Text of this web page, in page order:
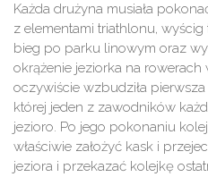
Każda drużyna musiała
z elementami triathlonu,
bieg po parku linowym oraz
okrążenie jeziorka na
oczywiście wzbudziła
której jeden z zawodników
jezioro. Po jego pokonaniu
właściwie założyć kask i
jeziora i przekazać kolejkę